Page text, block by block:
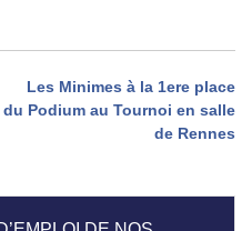
Les Minimes à la 1ere place
du Podium au Tournoi en salle
de Rennes